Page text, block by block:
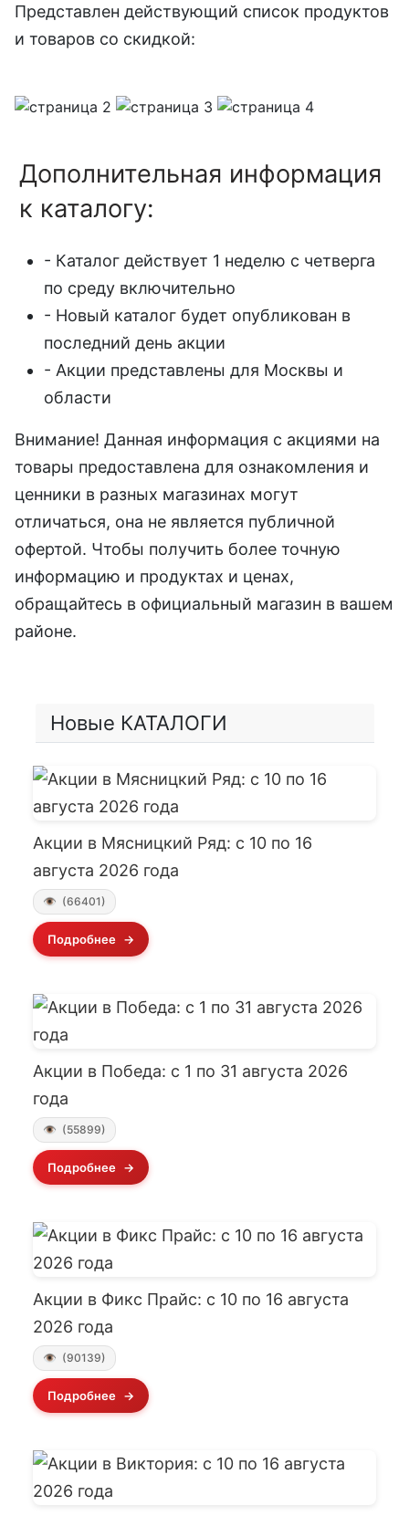
Представлен действующий список продуктов
и товаров со скидкой:
Дополнительная информация
к каталогу:
- Каталог действует 1 неделю с четверга
по среду включительно
- Новый каталог будет опубликован в
последний день акции
- Акции представлены для Москвы и
области
Внимание! Данная информация с акциями на
товары предоставлена для ознакомления и
ценники в разных магазинах могут
отличаться, она не является публичной
офертой. Чтобы получить более точную
информацию и продуктах и ценах,
обращайтесь в официальный магазин в вашем
районе.
Новые КАТАЛОГИ
Акции в Мясницкий Ряд: с 10 по 16
августа 2026 года
(66401)
Подробнее
Акции в Победа: с 1 по 31 августа 2026
года
(55899)
Подробнее
Акции в Фикс Прайс: с 10 по 16 августа
2026 года
(90139)
Подробнее